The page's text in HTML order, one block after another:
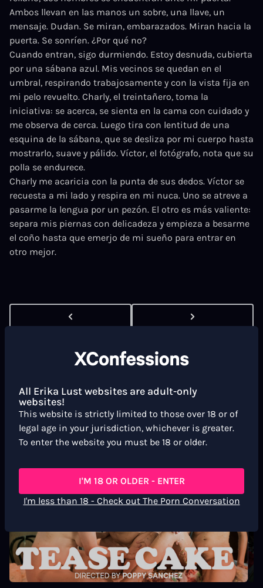
Ambos llevan en las manos un sobre, una llave, un
mensaje. Dudan. Se miran, embarazados. Miran hacia la
puerta. Se sonríen. ¿Por qué no?
Cuando entran, sigo durmiendo. Estoy desnuda, cubierta
por una sábana azul. Mis vecinos se quedan en el
umbral, respirando trabajosamente y con la vista fija en
mi pelo revuelto. Charly, el treintañero, toma la
iniciativa: se acerca, se sienta en la cama con cuidado y
me observa de cerca. Luego tira con lentitud de una
esquina de la sábana, que se desliza por mi cuerpo hasta
mostrarlo, suave y pálido. Víctor, el fotógrafo, nota que su
polla se endurece.
Charly me acaricia con la punta de sus dedos. Víctor se
recuesta a mi lado y respira en mi nuca. Uno se atreve a
pasarme la lengua por un pezón. El otro es más valiente:
separa mis piernas con delicadeza y empieza a besarme
el coño hasta que emerjo de mi sueño para entrar en
otro mejor.
CONFESS YOUR EROTIC FANTASY
Similar movies
All Erika Lust websites are adult-only
websites!
This website is strictly limited to those over 18 or of
legal age in your jurisdiction, whichever is greater.
To enter the website you must be 18 or older.
I'M 18 OR OLDER - ENTER
I'm less than 18 - Check out The Porn Conversation